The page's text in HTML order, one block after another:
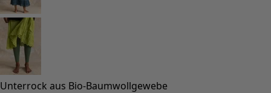
Unterrock aus Bio-Baumwollgewebe